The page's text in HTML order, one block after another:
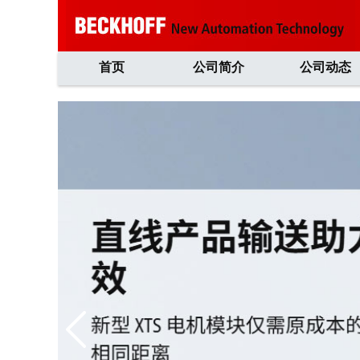
首页 公司简介 公司动态